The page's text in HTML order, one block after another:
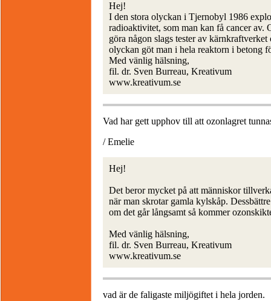
Hej!
I den stora olyckan i Tjernobyl 1986
radioaktivitet, som man kan få cancer av.
göra någon slags tester av
olyckan göt man i hela reaktorn i betong
Med vänlig hälsning,
fil. dr. Sven Burreau, Kreativum
www.kreativum.se
Vad har gett upphov till att ozonlagret
/ Emelie
Hej!
Det beror mycket på att människor
när man skrotar gamla kylskåp.
om det går långsamt så kommer
Med vänlig hälsning,
fil. dr. Sven Burreau, Kreativum
www.kreativum.se
vad är de faligaste miljögiftet i hela jorden.